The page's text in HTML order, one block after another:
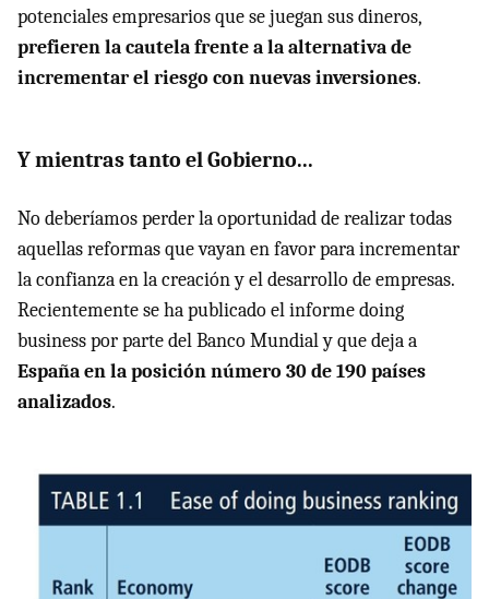
potenciales empresarios que se juegan sus dineros,
prefieren la cautela frente a la alternativa de
incrementar el riesgo con nuevas inversiones.
Y mientras tanto el Gobierno...
No deberíamos perder la oportunidad de realizar todas
aquellas reformas que vayan en favor para incrementar
la confianza en la creación y el desarrollo de empresas.
Recientemente se ha publicado el informe doing
business por parte del Banco Mundial y que deja a
España en la posición número 30 de 190 países
analizados.